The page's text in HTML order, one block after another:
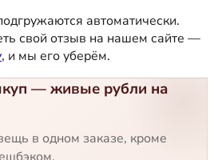
автоматически.
свой отзыв на нашем сайте —
, и мы его уберём.
— живые рубли на
в одном заказе, кроме